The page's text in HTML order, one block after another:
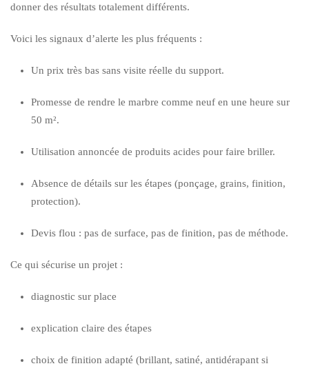
donner des résultats totalement différents.
Voici les signaux d’alerte les plus fréquents :
Un prix très bas sans visite réelle du support.
Promesse de rendre le marbre comme neuf en une heure sur
50 m².
Utilisation annoncée de produits acides pour faire briller.
Absence de détails sur les étapes (ponçage, grains, finition,
protection).
Devis flou : pas de surface, pas de finition, pas de méthode.
Ce qui sécurise un projet :
diagnostic sur place
explication claire des étapes
choix de finition adapté (brillant, satiné, antidérapant si